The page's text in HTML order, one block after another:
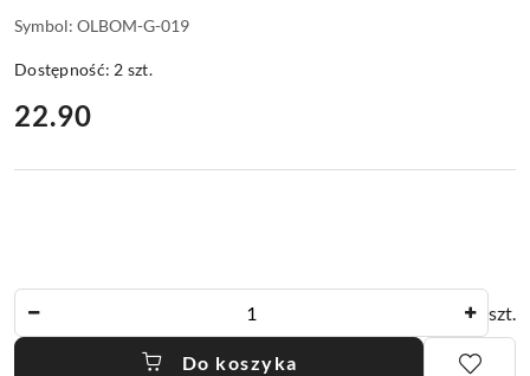
Symbol: OLBOM-G-019
Dostępność:2 szt.
cena:
22.90
szt.
Do koszyka